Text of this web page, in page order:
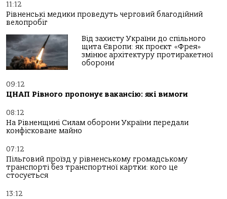
11:12
Рівненські медики проведуть черговий благодійний
велопробіг
Від захисту України до спільного
щита Європи: як проєкт «Фрея»
змінює архітектуру протиракетної
оборони
09:12
ЦНАП Рівного пропонує вакансію: які вимоги
08:12
На Рівненщині Силам оборони України передали
конфісковане майно
07:12
Пільговий проїзд у рівненському громадському
транспорті без транспортної картки: кого це
стосується
13:12